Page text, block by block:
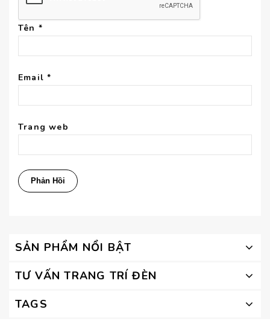
Tên *
Email*
Trang web
SẢN PHẨM NỔI BẬT
TƯ VẤN TRANG TRÍ ĐÈN
TAGS